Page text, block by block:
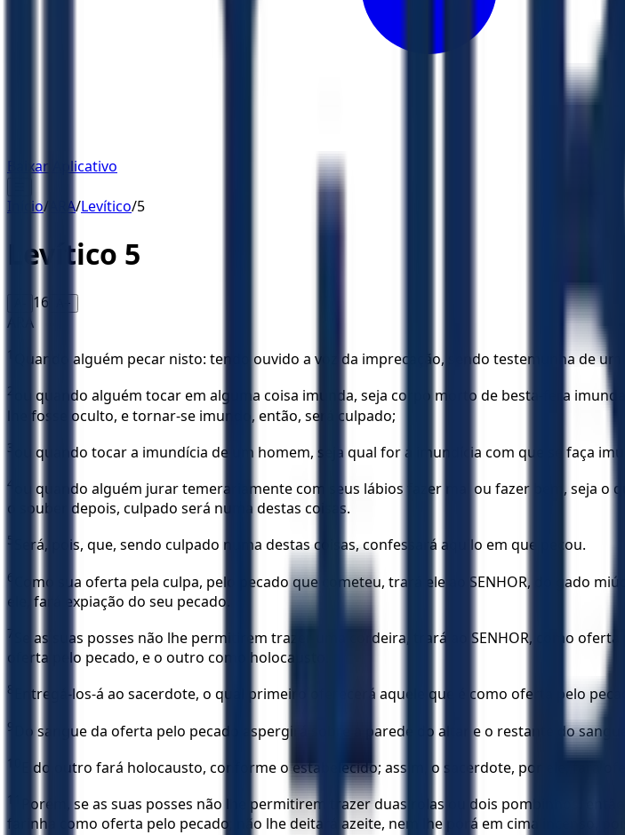
Baixar Aplicativo
Início/ ARA/Levítico/5
Levítico 5
16 A+
ARA
1 Quando alguém pecar nisto: tendo ouvido a voz da imprecação, sendo testemunha de
2
ou quando alguém tocar em alguma coisa imunda, seja corpo morto de besta-fera
lhe fosse oculto, e tornar-se imundo, então, será culpado;
3 ou quando tocar a imundícia de um homem, seja qual for a imundícia com que se faça
4
ou quando alguém jurar temerariamente com seus lábios fazer mal ou fazer bem, seja
o souber depois, culpado será numa destas coisas.
5 Será, pois, que, sendo culpado numa destas coisas, confessará aquilo em que pecou.
6
Como sua oferta pela culpa, pelo pecado que cometeu, trará ele ao SENHOR, do gado
ele, fará expiação do seu pecado.
7
Se as suas posses não lhe permitirem trazer uma cordeira, trará ao SENHOR, como
oferta pelo pecado, e o outro como holocausto.
8 Entregá-los-á ao sacerdote, o qual primeiro oferecerá aquele que é como oferta pelo
9 Do sangue da oferta pelo pecado aspergirá sobre a parede do altar e o restante do
10 E do outro fará holocausto, conforme o estabelecido; assim, o sacerdote, por ele, fará
11
Porém, se as suas posses não lhe permitirem trazer duas rolas ou dois pombinhos,
farinha como oferta pelo pecado; não lhe deitará azeite, nem lhe porá em cima incenso,